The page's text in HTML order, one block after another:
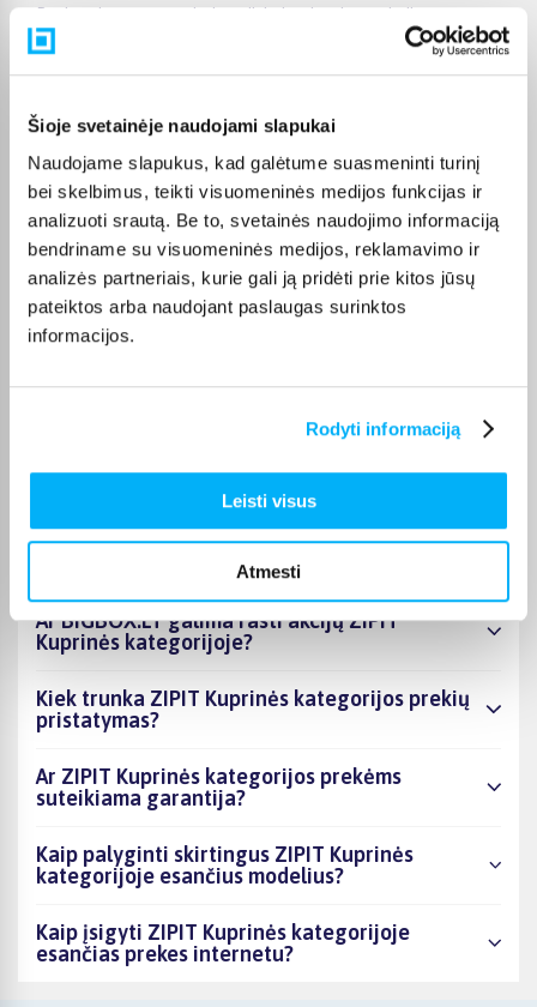
Šioje svetainėje naudojami slapukai
Naudojame slapukus, kad galėtume suasmeninti turinį
bei skelbimus, teikti visuomeninės medijos funkcijas ir
analizuoti srautą. Be to, svetainės naudojimo informaciją
bendriname su visuomeninės medijos, reklamavimo ir
analizės partneriais, kurie gali ją pridėti prie kitos jūsų
pateiktos arba naudojant paslaugas surinktos
informacijos.
Rodyti informaciją
Leisti visus
Atmesti
Renkantis verta įvertinti ne tik kainą, bet ir pagrindines
savybes, funkcionalumą, komplektaciją, garantijos sąlygas bei
pasiūlymus ir patogiai palyginti ZIPIT prekes tarpusavyje.
Atsižvelkite į jums svarbiausius kriterijus, pristatymo
informaciją ir prekės aprašymą, kad galėtumėte priimti patogų
ir apgalvotą sprendimą.
Palyginkite ZIPIT prekes BIGBOX.LT ir išsirinkite tinkamiausią
variantą internetu.
Kiek prekių yra ZIPIT Kuprinės kategorijos
asortimente ir kokia žemiausia kaina?
Ar BIGBOX.LT galima rasti akcijų ZIPIT
Kuprinės kategorijoje?
Kiek trunka ZIPIT Kuprinės kategorijos prekių
pristatymas?
Ar ZIPIT Kuprinės kategorijos prekėms
suteikiama garantija?
Kaip palyginti skirtingus ZIPIT Kuprinės
kategorijoje esančius modelius?
Kaip įsigyti ZIPIT Kuprinės kategorijoje
esančias prekes internetu?